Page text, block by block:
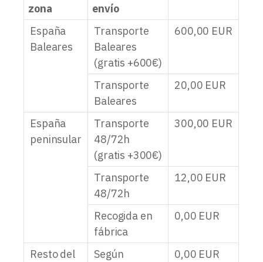
zona
envío
España
Baleares
Transporte
Baleares
(gratis +600€)
600,00 EUR
Transporte
Baleares
20,00 EUR
España
peninsular
Transporte
48/72h
(gratis +300€)
300,00 EUR
Transporte
48/72h
12,00 EUR
Recogida en
fábrica
0,00 EUR
Resto del
Según
0,00 EUR